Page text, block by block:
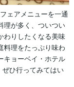
ェアメニューを一通
理が多く、ついつい
わりしたくなる美味
料理をたっぷり味わ
キョーベイ・ホテル
ひ行ってみてはい